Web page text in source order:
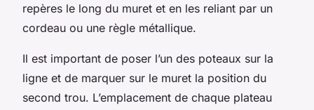
repères le long du muret et en les reliant par un
cordeau ou une règle métallique.
Il est important de poser l’un des poteaux sur la
ligne et de marquer sur le muret la position du
second trou. L’emplacement de chaque plateau